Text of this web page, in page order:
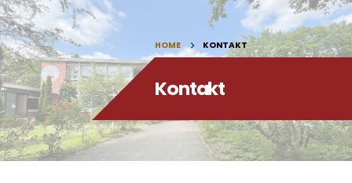
HOME KONTAKT
Kontakt